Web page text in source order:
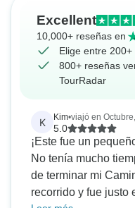
Excellent
10,000+ reseñas en
Elige entre
800+ reseñas
TourRadar
K Kim•viajó en
5.0
¡Este fue un
No tenía mucho
de terminar mi
recorrido y fue justo